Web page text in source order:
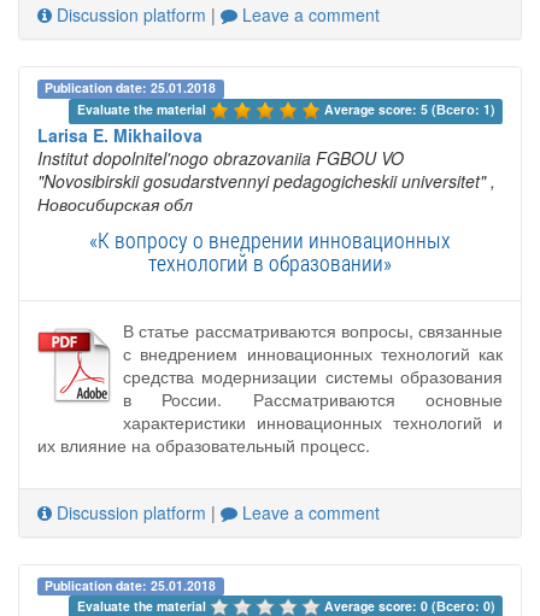
Discussion platform | Leave a comment
Publication date: 25.01.2018
Evaluate the material
Average score: 5 (Всего: 1)
Larisa E. Mikhailova
Institut dopolnitel'nogo obrazovaniia FGBOU VO
"Novosibirskii gosudarstvennyi pedagogicheskii universitet" ,
Новосибирская обл
«К вопросу о внедрении инновационных
технологий в образовании»
В статье рассматриваются вопросы, связанные
с внедрением инновационных технологий как
средства модернизации системы образования
в России. Рассматриваются основные
характеристики инновационных технологий и
их влияние на образовательный процесс.
Discussion platform | Leave a comment
Publication date: 25.01.2018
Evaluate the material
Average score: 0 (Всего: 0)